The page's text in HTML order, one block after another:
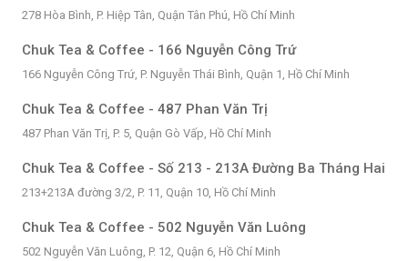
278 Hòa Bình, P. Hiệp Tân, Quận Tân Phú, Hồ Chí Minh
Chuk Tea & Coffee - 166 Nguyễn Công Trứ
166 Nguyễn Công Trứ, P. Nguyễn Thái Bình, Quận 1, Hồ Chí Minh
Chuk Tea & Coffee - 487 Phan Văn Trị
487 Phan Văn Trị, P. 5, Quận Gò Vấp, Hồ Chí Minh
Chuk Tea & Coffee - Số 213 - 213A Đường Ba Tháng Hai
213+213A đường 3/2, P. 11, Quận 10, Hồ Chí Minh
Chuk Tea & Coffee - 502 Nguyễn Văn Luông
502 Nguyễn Văn Luông, P. 12, Quận 6, Hồ Chí Minh